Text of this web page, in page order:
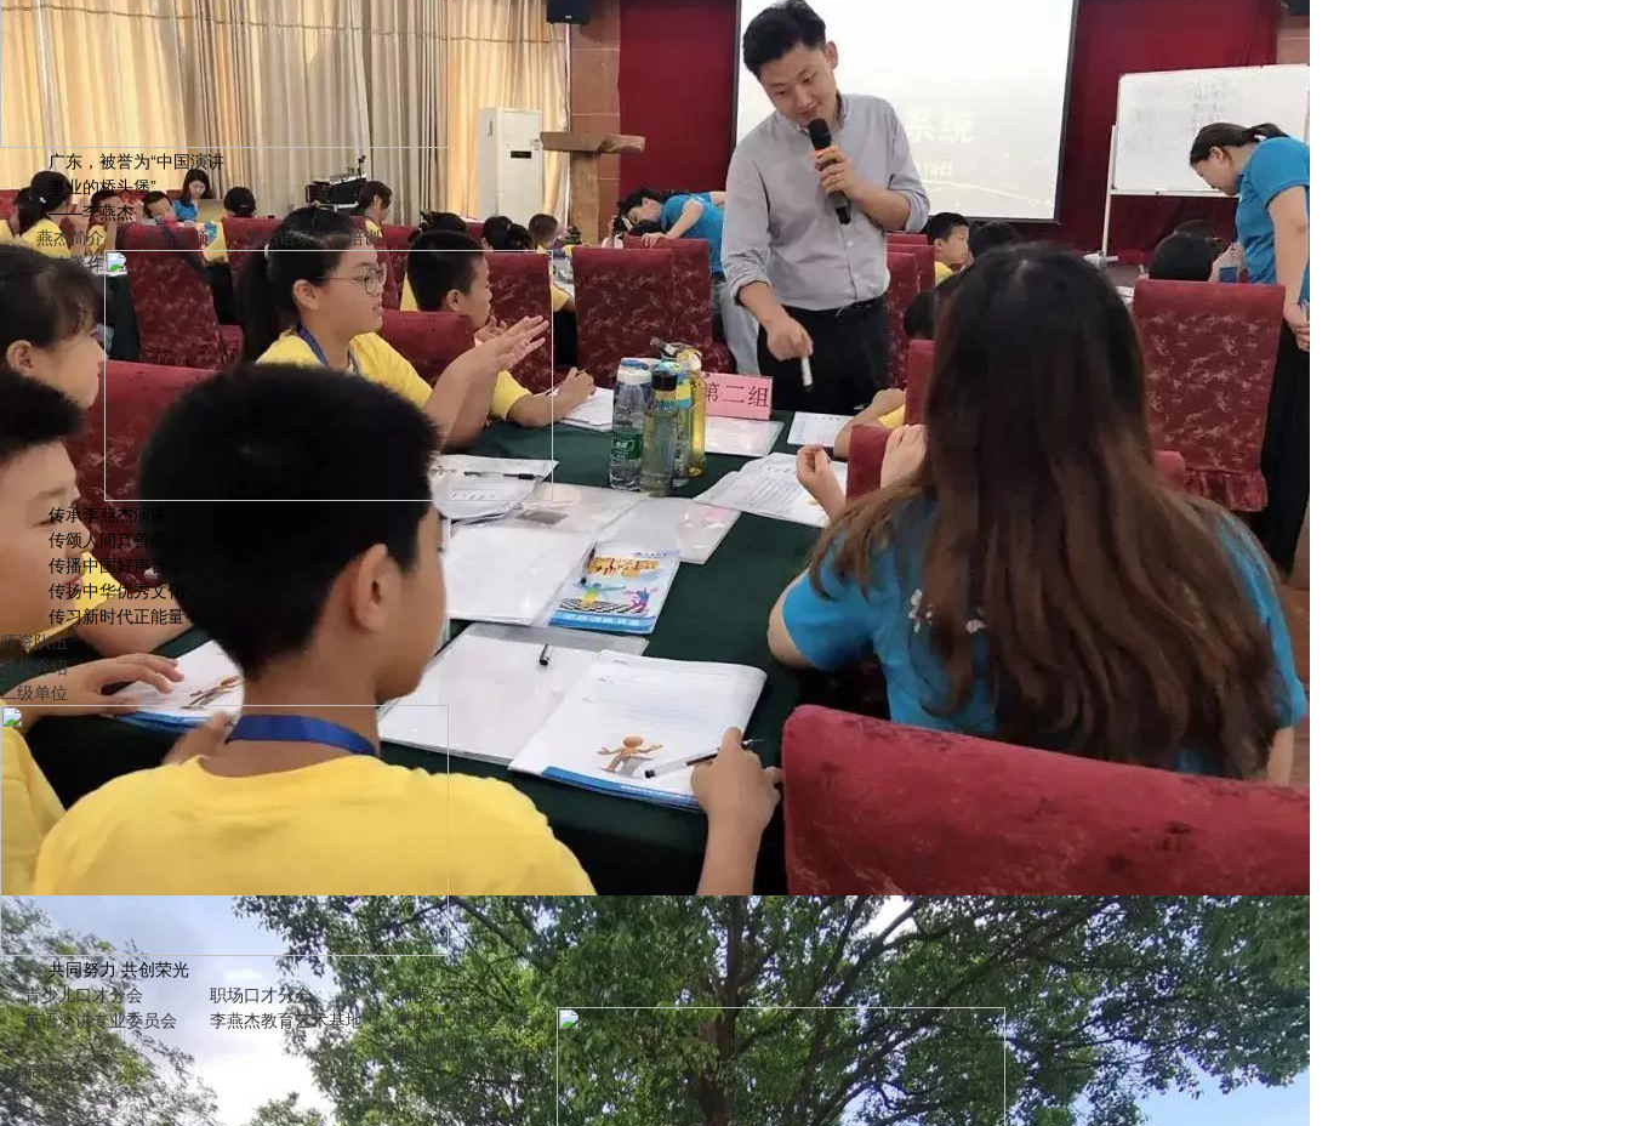
广东，被誉为“中国演讲
事业的桥头堡”。
——李燕杰
燕杰简介
燕杰视频
燕杰语录
燕杰著作
教育培训
传承李燕杰演讲，
传颂人间真善美，
传播中国好声音，
传扬中华优秀文化，
传习新时代正能量！
师资队伍
课程介绍
二级单位
共同努力 共创荣光
青少儿口才分会
职场口才分会
诵读分会
英语演讲专业委员会
李燕杰教育艺术基地
粤港澳大湾区（产
业）联盟
阅读分会
地市机构